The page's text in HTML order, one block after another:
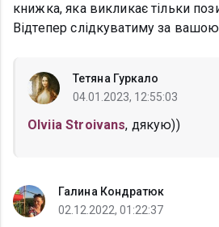
книжка, яка викликає тільки
Відтепер слідкуватиму за
Тетяна Гуркало
04.01.2023, 12:55:03
Olviia Stroivans, дякую))
Галина Кондратюк
02.12.2022, 01:22:37